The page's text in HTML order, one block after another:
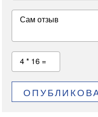
Сам отзыв
4 * 16 =